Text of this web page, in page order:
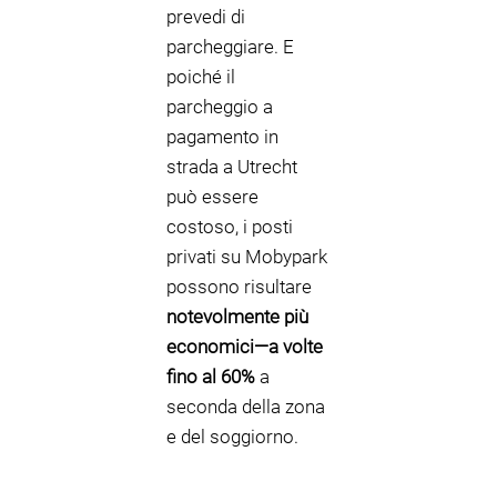
prevedi di
parcheggiare. E
poiché il
parcheggio a
pagamento in
strada a Utrecht
può essere
costoso, i posti
privati su Mobypark
possono risultare
notevolmente più
economici—a volte
fino al 60% a
seconda della zona
e del soggiorno.